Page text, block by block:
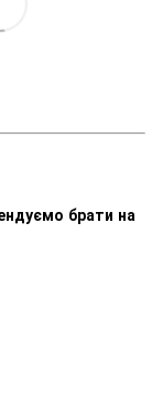
брати на